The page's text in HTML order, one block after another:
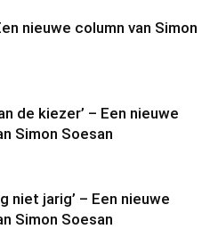
nieuwe column van Simon
de kiezer’ – Een nieuwe
Simon Soesan
niet jarig’ – Een nieuwe
Simon Soesan